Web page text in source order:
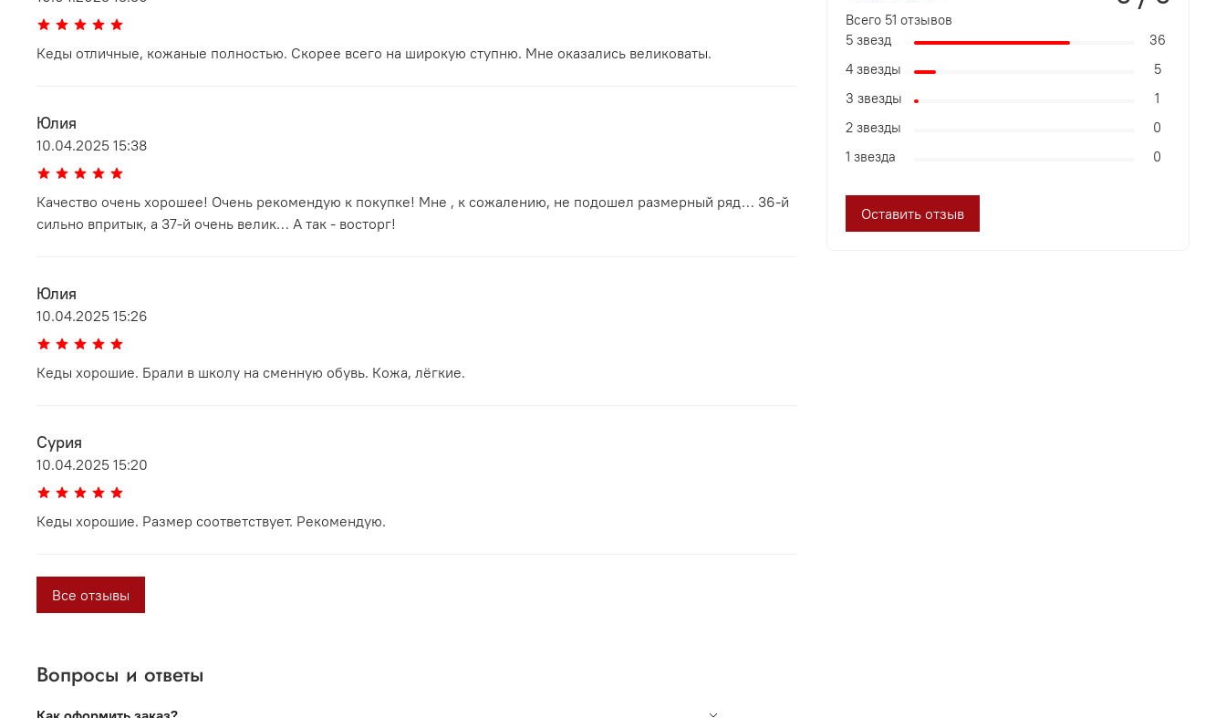
Кеды отличные, кожаные полностью. Скорее всего на широкую ступню. Мне оказались великоваты.
Юлия
10.04.2025 15:38
Качество очень хорошее! Очень рекомендую к покупке! Мне , к сожалению, не подошел размерный ряд… 36-й
сильно впритык, а 37-й очень велик… А так - восторг!
Юлия
10.04.2025 15:26
Кеды хорошие. Брали в школу на сменную обувь. Кожа, лёгкие.
Сурия
10.04.2025 15:20
Кеды хорошие. Размер соответствует. Рекомендую.
Все отзывы
Всего 51 отзывов
5 звезд
36
4 звезды
5
3 звезды
1
2 звезды
0
1 звезда
0
Оставить отзыв
Вопросы и ответы